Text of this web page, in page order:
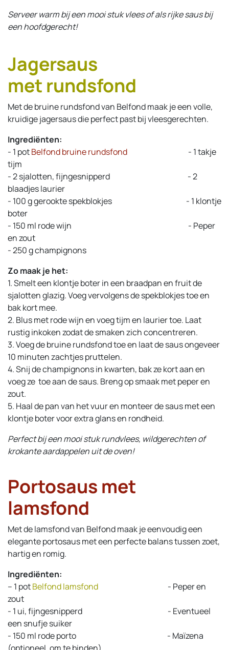
Serveer warm bij een mooi stuk vlees of als rijke saus bij
een hoofdgerecht!
Jagersaus
met rundsfond
Met de bruine rundsfond van Belfond maak je een volle,
kruidige jagersaus die perfect past bij vleesgerechten.
Ingrediënten:
- 1 potBelfond bruine rundsfond
​- 1 takje
tijm
- 2 sjalotten, fijngesnipperd
​- 2
blaadjes laurier
- 100 g gerookte spekblokjes
​- 1 klontje
boter
- 150 ml rode wijn
​- Peper
en zout
- 250 g champignons
Zo maak je het:
1. Smelt een klontje boter in een braadpan en fruit de
sjalotten glazig. Voeg vervolgens de spekblokjes toe en
bak kort mee.
2. Blus met rode wijn en voeg tijm en laurier toe. Laat
rustig inkoken zodat de smaken zich concentreren.
3. Voeg de bruine rundsfond toe en laat de saus ongeveer
10 minuten zachtjes pruttelen.
4. Snij de champignons in kwarten, bak ze kort aan en
voeg ze toe aan de saus. Breng op smaak met peper en
zout.
5. Haal de pan van het vuur en monteer de saus met een
klontje boter voor extra glans en rondheid.
Perfect bij een mooi stuk rundvlees, wildgerechten of
krokante aardappelen uit de oven!
Portosaus met
lamsfond
Met de lamsfond van Belfond maak je eenvoudig een
elegante portosaus met een perfecte balans tussen zoet,
hartig en romig.
Ingrediënten:
-- 1 potBelfond lamsf​ond
​- Peper en
zout
- 1 ui, fijngesnipperd
​- Eventueel
een snufje suiker
- 150 ml rode porto
​- Maïzena